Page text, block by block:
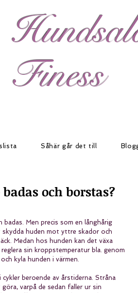
H​
Finess
Såhär går det till
och borstas?
Men precis som en långhårig
huden mot yttre skador och
Medan hos hunden kan det växa
sin kroppstemperatur bla. genom
kyla hunden i värmen.
beroende av årstiderna. Stråna
varpå de sedan faller ur sin